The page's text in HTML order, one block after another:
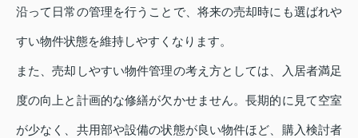
沿って日常の管理を行うことで、将来の売却時にも選ばれや
すい物件状態を維持しやすくなります。
また、売却しやすい物件管理の考え方としては、入居者満足
度の向上と計画的な修繕が欠かせません。長期的に見て空室
が少なく、共用部や設備の状態が良い物件ほど、購入検討者